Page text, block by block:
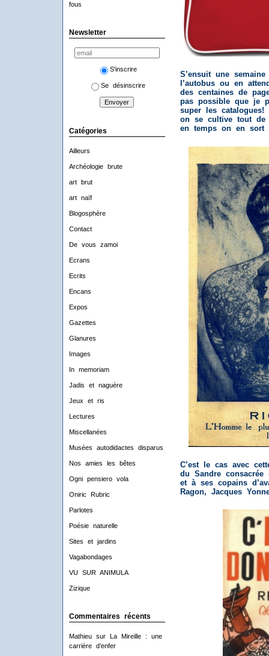
fous
Newsletter
S'inscrire
Se désinscrire
Catégories
Ailleurs
Archéologie brute
art brut
art naïf
Blogosphère
Contact
De vous zamoi
Ecrans
Ecrits
Encans
Expos
Gazettes
Glanures
Images
In memoriam
Jadis et naguère
Jeux et ris
Lectures
Miscellanées
Musées autodidactes disparus
Nos amies les bêtes
Ogni pensiero vola
Oniric Rubric
Parlotes
Poésie naturelle
Sites et jardins
Vagabondages
VU SUR ANIMULA
Zizique
Commentaires récents
Mathieusur
La Mireille : une
carrière d’enfer
S’ensuit une
l’autobus ou en
des centaines de
pas possible que je
super les catalogues!
on se cultive tout de
en temps on en sort
C’est le cas avec
du Sandre consacrée
et à ses copains
Ragon, Jacques